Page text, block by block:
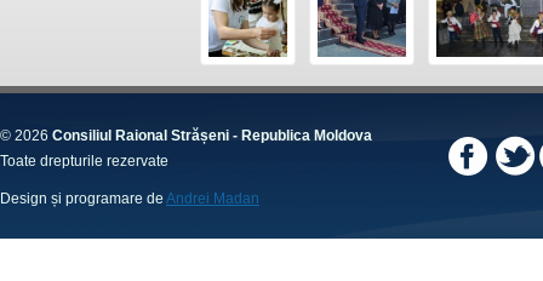
© 2026 Consiliul Raional Strășeni - Republica Moldova
Toate drepturile rezervate
Design și programare de Andrei Madan